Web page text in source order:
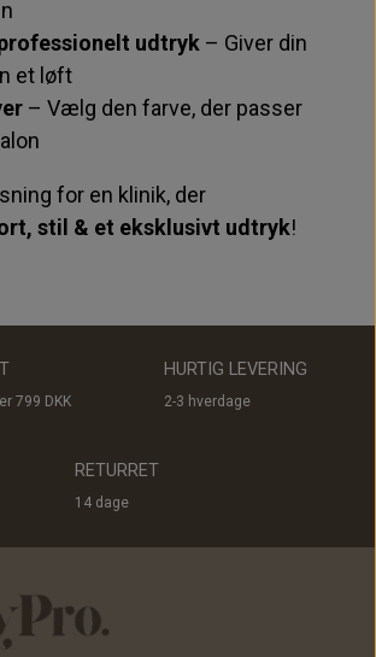
udtryk – Giver din
et løft
– Vælg den farve, der passer
for en klinik, der
stil & et eksklusivt udtryk!
799 DKK
HURTIG LEVERING
2-3 hverdage
RETURRET
14 dage